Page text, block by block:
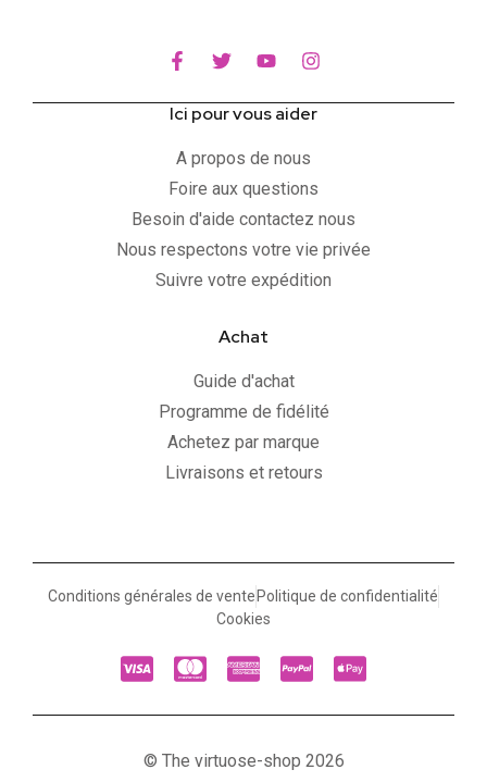
Ici pour vous aider
A propos de nous
Foire aux questions
Besoin d'aide contactez nous
Nous respectons votre vie privée
Suivre votre expédition
Achat
Guide d'achat
Programme de fidélité
Achetez par marque
Livraisons et retours
Conditions générales de vente Politique de confidentialité
Cookies
© The virtuose-shop 2026